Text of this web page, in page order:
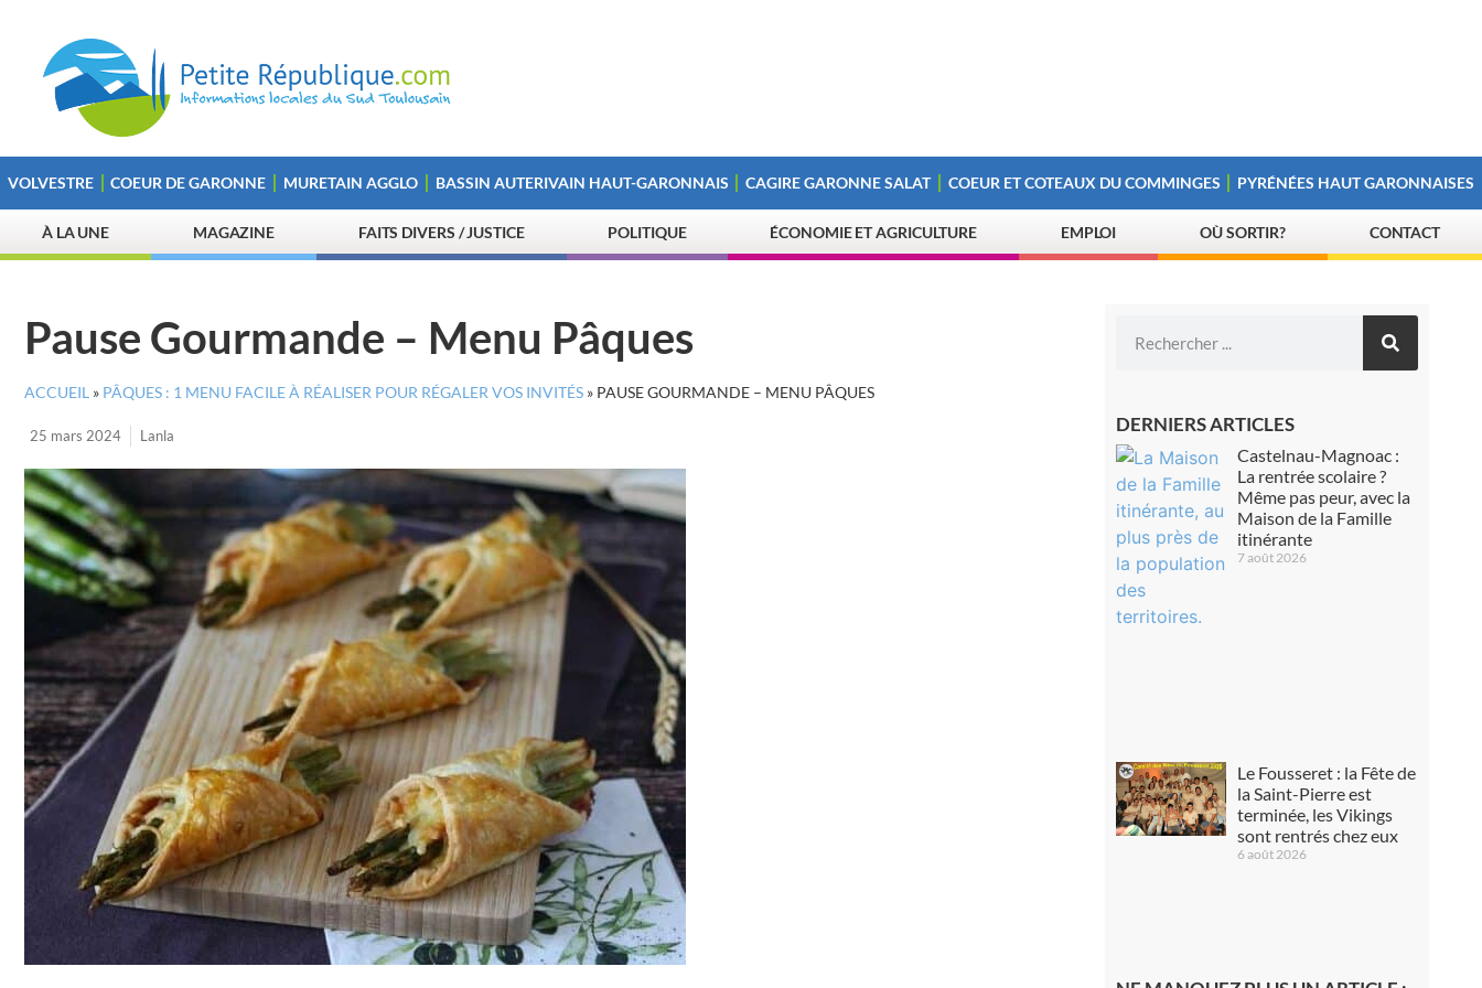
VOLVESTRE COEUR DE GARONNE MURETAIN AGGLO BASSIN AUTERIVAIN HAUT-GARONNAIS CAGIRE GARONNE SALAT COEUR ET COTEAUX DU COMMINGES PYRÉNÉES HAUT GARONNAISES
À LA UNE MAGAZINE FAITS DIVERS / JUSTICE POLITIQUE ÉCONOMIE ET AGRICULTURE EMPLOI OÙ SORTIR? CONTACT
Pause Gourmande – Menu Pâques
ACCUEIL » PÂQUES : 1 MENU FACILE À RÉALISER POUR RÉGALER VOS INVITÉS » PAUSE GOURMANDE – MENU PÂQUES
25 mars 2024 Lanla DERNIERS ARTICLES
Castelnau-Magnoac :
La rentrée scolaire ?
Même pas peur, avec la
Maison de la Famille
itinérante
7 août 2026
Le Fousseret : la Fête de
la Saint-Pierre est
terminée, les Vikings
sont rentrés chez eux
6 août 2026